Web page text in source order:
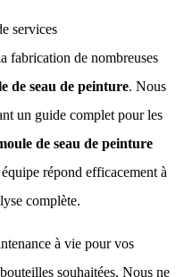
services
fabrication de nombreuses
de seau de peinture. Nous
un guide complet pour les
de seau de peinture
répond efficacement à
complète.
à vie pour vos
souhaitées. Nous ne